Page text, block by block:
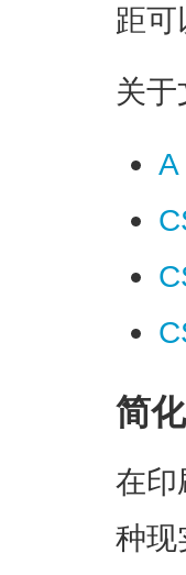
距
关
A
简
在印
种现